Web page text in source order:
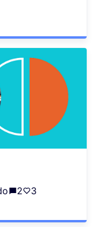
2 3